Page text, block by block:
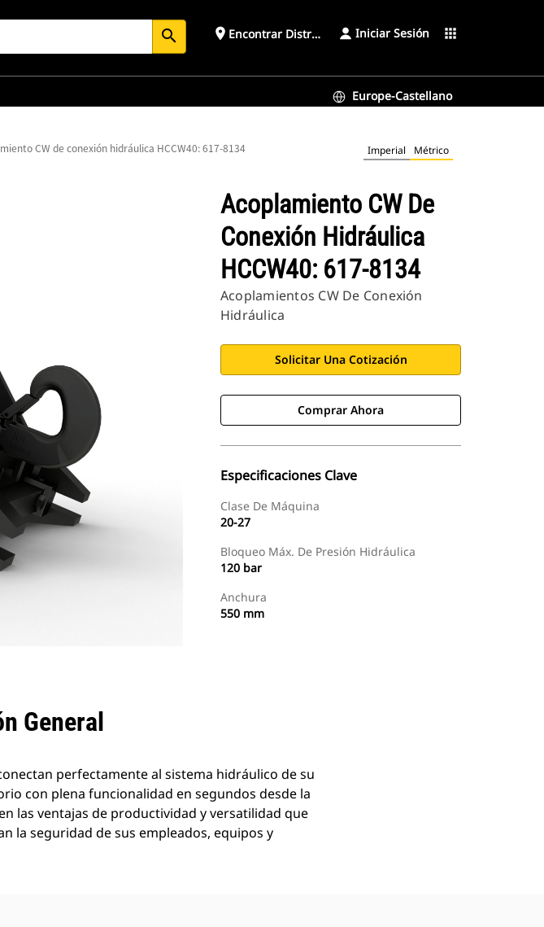
search place Encontrar Distribuidor Iniciar Sesión apps
Europe-Castellano
CW de conexión hidráulica HCCW40: 617-8134 Imperial Métrico
Acoplamiento CW De
Conexión Hidráulica
HCCW40: 617-8134
Acoplamientos CW De Conexión
Hidráulica
Solicitar Una Cotización
Comprar Ahora
Especificaciones Clave
Clase De Máquina
20-27
Bloqueo Máx. De Presión Hidráulica
120 bar
Anchura
550 mm
General
perfectamente al sistema hidráulico de su
con plena funcionalidad en segundos desde la
las ventajas de productividad y versatilidad que
la seguridad de sus empleados, equipos y